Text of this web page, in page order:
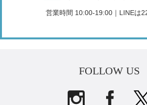
営業時間 10:00-19:00｜LINEは
FOLLOW US